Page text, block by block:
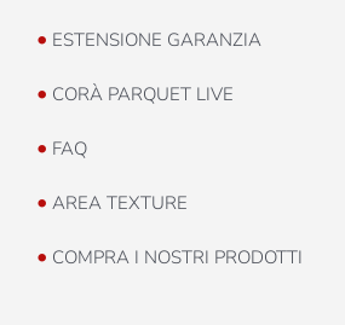
• ESTENSIONE GARANZIA
• CORÀ PARQUET LIVE
• FAQ
• AREA TEXTURE
• COMPRA I NOSTRI PRODOTTI